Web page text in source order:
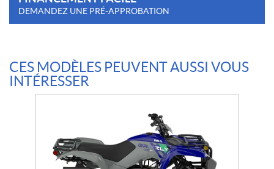
DEMANDEZ UNE PRÉ-APPROBATION
CES MODÈLES PEUVENT AUSSI VOUS
INTÉRESSER